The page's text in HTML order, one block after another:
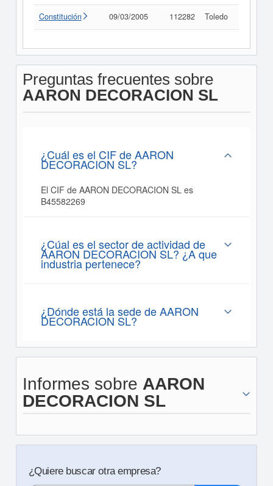
Constitución 09/03/2005 112282 Toledo
Preguntas frecuentes sobre
AARON DECORACION SL
¿Cuál es el CIF de AARON
DECORACION SL?
El CIF de AARON DECORACION SL es
B45582269
¿Cúal es el sector de actividad de
AARON DECORACION SL? ¿A que
industria pertenece?
¿Dónde está la sede de AARON
DECORACION SL?
Informes sobre AARON
DECORACION SL
¿Quiere buscar otra empresa?